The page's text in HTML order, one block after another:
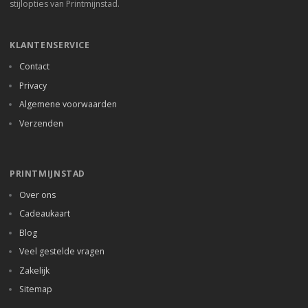
stijlopties van Printmijnstad.
KLANTENSERVICE
Contact
Privacy
Algemene voorwaarden
Verzenden
PRINTMIJNSTAD
Over ons
Cadeaukaart
Blog
Veel gestelde vragen
Zakelijk
Sitemap